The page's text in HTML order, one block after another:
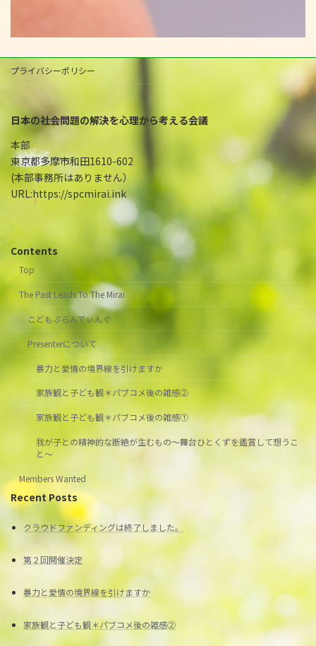
プライバシーポリシー
日本の社会問題の解決を心理から考える会議
本部
東京都多摩市和田1610-602
(本部事務所はありません）
URL:https://spcmirai.ink
Contents
Top
The Past Leads To The Mirai
こどもぶらんでぃんぐ
Presenterについて
暴力と愛情の境界線を引けますか
家族観と子ども観＊パブコメ後の雑感②
家族観と子ども観＊パブコメ後の雑感①
我が子との精神的な断絶が生むもの～舞台ひとくずを鑑賞して想うこ
と～
Members Wanted
Recent Posts
クラウドファンディングは終了しました。
第２回開催決定
暴力と愛情の境界線を引けますか
家族観と子ども観＊パブコメ後の雑感②